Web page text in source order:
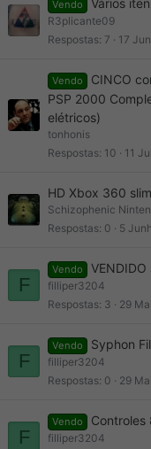
Vendo Vários
R3plicante09
Respostas 7 17
Vendo
CINCO
PSP 2000
elétricos)
tonhonis
Respostas 10 11
HD Xbox 360
Schizophenic
Respostas 0 5
F
Vendo
filliper3204
Respostas 3 29
F
Vendo Syphon
filliper3204
Respostas 0 29
F
Vendo Controles
filliper3204